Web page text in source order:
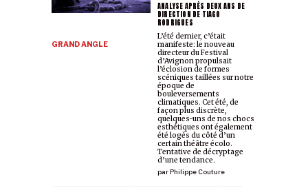
ANALYSE APRÈS DEUX ANS DE
DIRECTION DE TIAGO
RODRIGUES
GRAND ANGLE
par Philippe Couture
L’été dernier, c’était
manifeste: le nouveau
directeur du Festival
d’Avignon propulsait
l’éclosion de formes
scéniques taillées sur notre
époque de
bouleversements
climatiques. Cet été, de
façon plus discrète,
quelques-uns de nos chocs
esthétiques ont également
été logés du côté d’un
certain théâtre écolo.
Tentative de décryptage
d’une tendance.